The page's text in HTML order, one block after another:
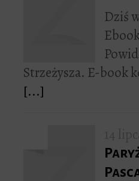
Dziś
Strzeżysza. E-book
[...]